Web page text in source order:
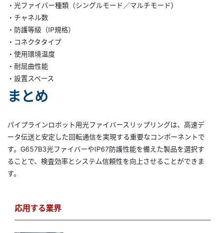
・光ファイバー種類（シングルモード／マルチモード）
・チャネル数
・防護等級（IP規格）
・コネクタタイプ
・使用環境温度
・耐屈曲性能
・設置スペース
まとめ
パイプラインロボット用光ファイバースリップリングは、高速デ
ータ伝送と安定した回転通信を実現する重要なコンポーネントで
す。G657B3光ファイバーやIP67防護性能を備えた製品を選択す
ることで、検査効率とシステム信頼性を向上させることができま
す。
応用する業界